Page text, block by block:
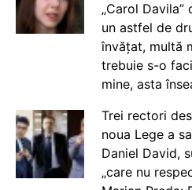
„Carol Davila”
un astfel de
învățat, multă
trebuie s-o
mine, asta
Trei rectori
noua Lege a
Daniel David,
„care nu